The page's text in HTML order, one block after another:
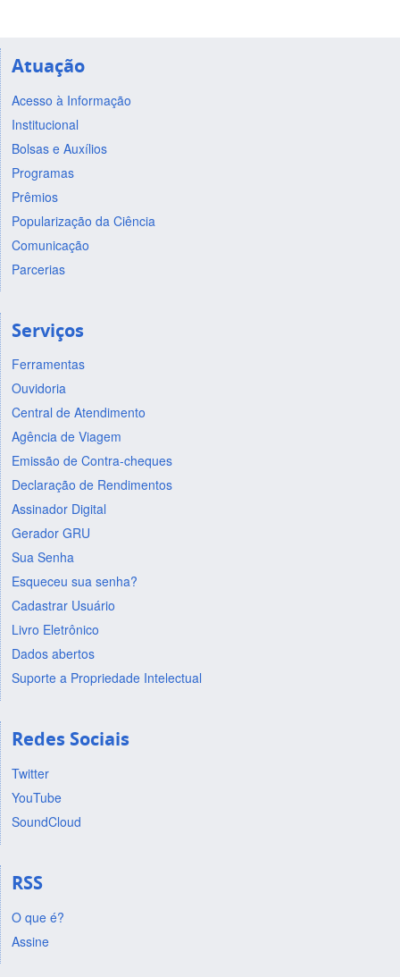
Atuação
Acesso à Informação
Institucional
Bolsas e Auxílios
Programas
Prêmios
Popularização da Ciência
Comunicação
Parcerias
Serviços
Ferramentas
Ouvidoria
Central de Atendimento
Agência de Viagem
Emissão de Contra-cheques
Declaração de Rendimentos
Assinador Digital
Gerador GRU
Sua Senha
Esqueceu sua senha?
Cadastrar Usuário
Livro Eletrônico
Dados abertos
Suporte a Propriedade Intelectual
Redes Sociais
Twitter
YouTube
SoundCloud
RSS
O que é?
Assine